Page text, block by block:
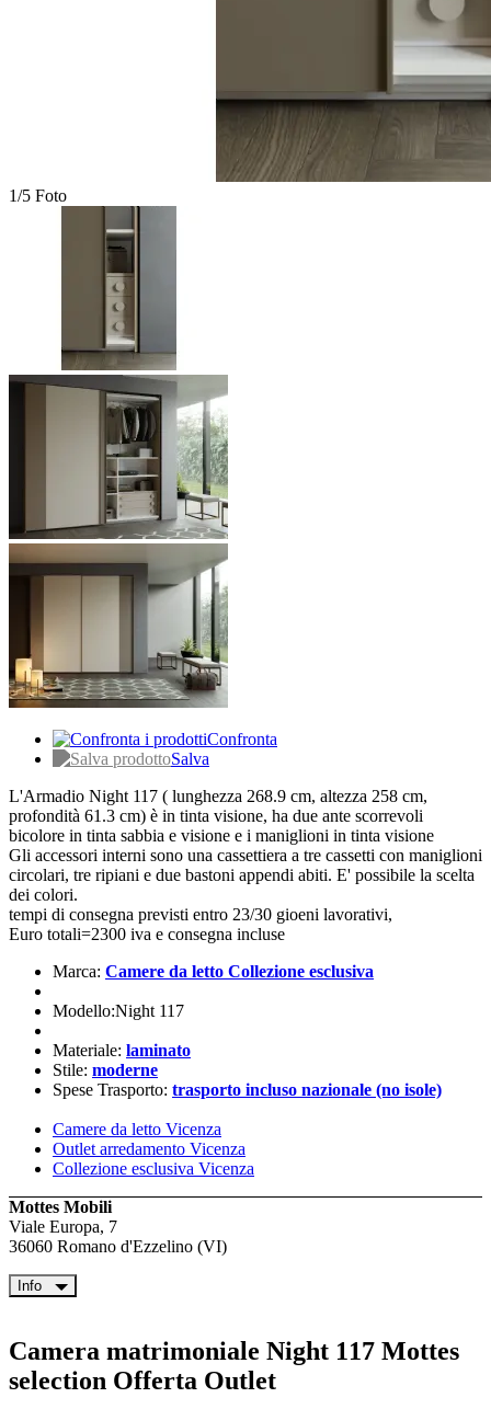
1/5 Foto
Confronta
Salva
L'Armadio Night 117 ( lunghezza 268.9 cm, altezza 258 cm,
profondità 61.3 cm) è in tinta visione, ha due ante scorrevoli
bicolore in tinta sabbia e visione e i maniglioni in tinta visione
Gli accessori interni sono una cassettiera a tre cassetti con maniglioni
circolari, tre ripiani e due bastoni appendi abiti. E' possibile la scelta
dei colori.
tempi di consegna previsti entro 23/30 gioeni lavorativi,
Euro totali=2300 iva e consegna incluse
Marca: Camere da letto Collezione esclusiva
Modello:Night 117
Materiale: laminato
Stile: moderne
Spese Trasporto: trasporto incluso nazionale (no isole)
Camere da letto Vicenza
Outlet arredamento Vicenza
Collezione esclusiva Vicenza
Mottes Mobili
Viale Europa, 7
36060 Romano d'Ezzelino (VI)
Info
Camera matrimoniale Night 117 Mottes
selection Offerta Outlet